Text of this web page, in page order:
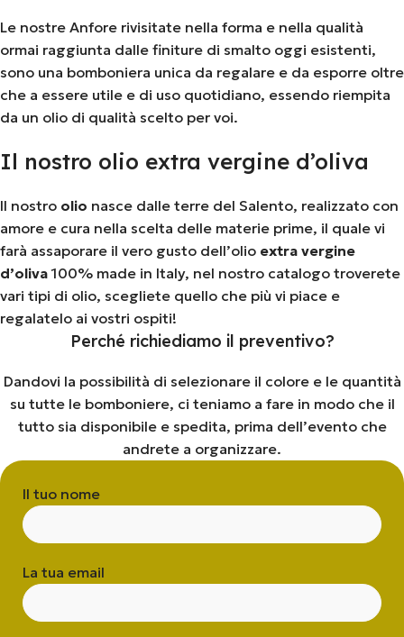
Le nostre Anfore rivisitate nella forma e nella qualità
ormai raggiunta dalle finiture di smalto oggi esistenti,
sono una bomboniera unica da regalare e da esporre oltre
che a essere utile e di uso quotidiano, essendo riempita
da un olio di qualità scelto per voi.
Il nostro olio extra vergine d’oliva
Il nostro olio nasce dalle terre del Salento, realizzato con
amore e cura nella scelta delle materie prime, il quale vi
farà assaporare il vero gusto dell’olio extra vergine
d’oliva100% made in Italy, nel nostro catalogo troverete
vari tipi di olio, scegliete quello che più vi piace e
regalatelo ai vostri ospiti!
Perché richiediamo il preventivo?
Dandovi la possibilità di selezionare il colore e le quantità
su tutte le bomboniere, ci teniamo a fare in modo che il
tutto sia disponibile e spedita, prima dell’evento che
andrete a organizzare.
Il tuo nome
La tua email